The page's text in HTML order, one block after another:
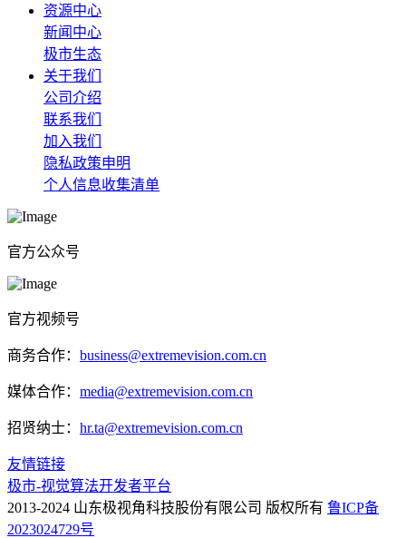
资源中心
新闻中心
极市生态
关于我们
公司介绍
联系我们
加入我们
隐私政策申明
个人信息收集清单
官方公众号
官方视频号
商务合作： business@extremevision.com.cn
媒体合作： media@extremevision.com.cn
招贤纳士： hr.ta@extremevision.com.cn
友情链接
极市-视觉算法开发者平台
2013-2024 山东极视角科技股份有限公司 版权所有 鲁ICP备
2023024729号